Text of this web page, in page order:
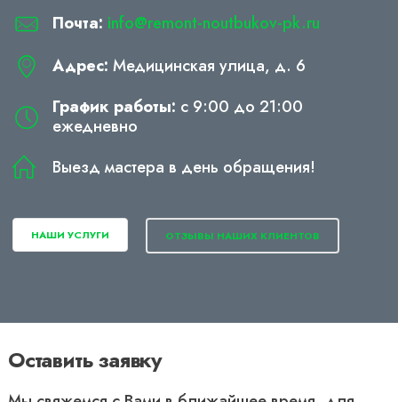
Почта: info@remont-noutbukov-pk.ru
Адрес: Медицинская улица, д. 6
График работы: с 9:00 до 21:00
ежедневно
Выезд мастера в день обращения!
НАШИ УСЛУГИ ОТЗЫВЫ НАШИХ КЛИЕНТОВ
Оставить заявку